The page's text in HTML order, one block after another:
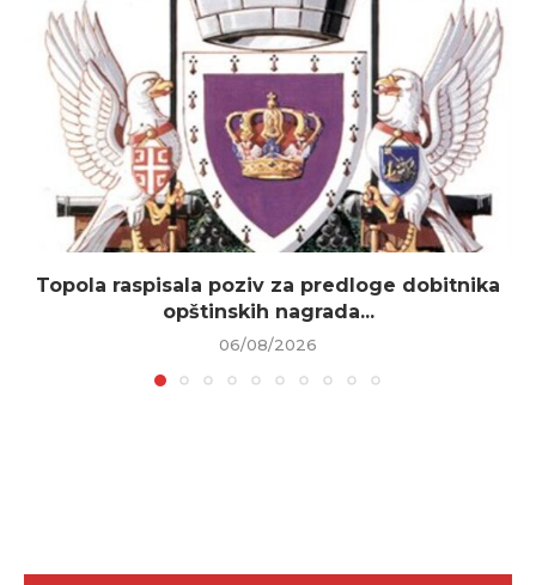
Topola raspisala poziv za predloge dobitnika
opštinskih nagrada...
06/08/2026